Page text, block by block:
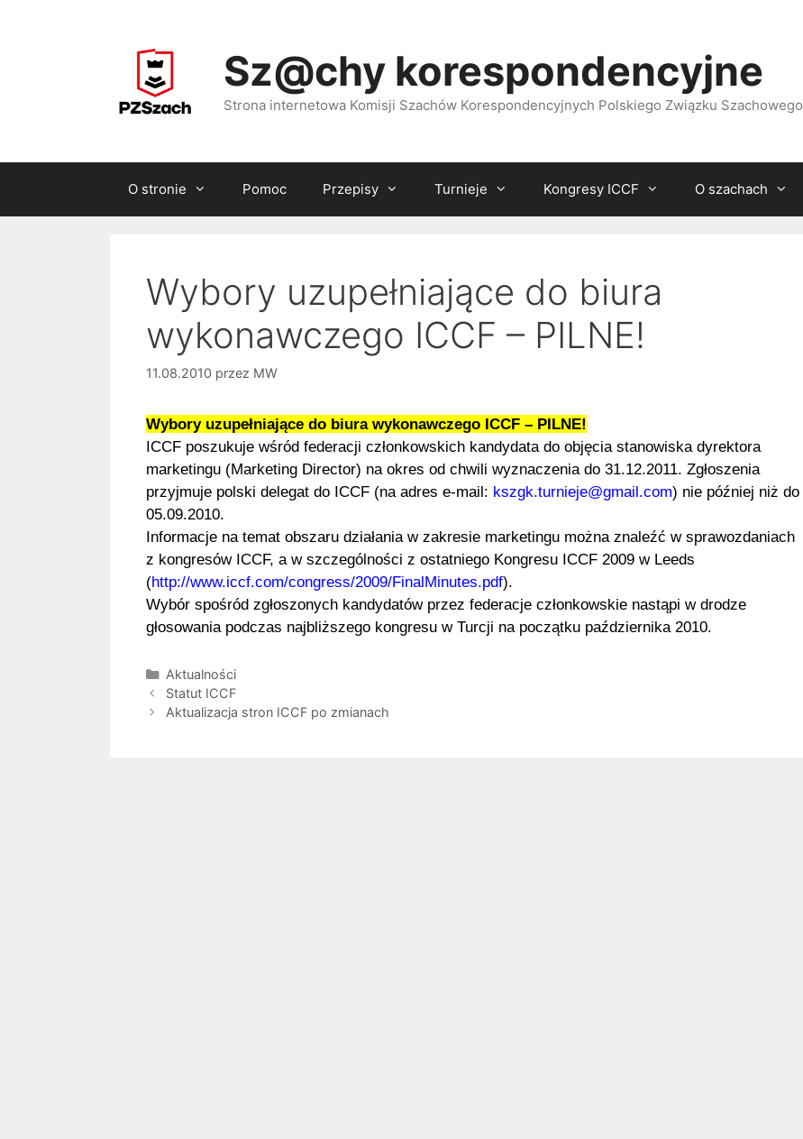
Sz@chy korespondencyjne
Strona internetowa Komisji Szachów Korespondencyjnych Polskiego Związku Szachowego
O stronie Pomoc Przepisy Turnieje Kongresy ICCF O szachach
Wybory uzupełniające do biura
wykonawczego ICCF – PILNE!
11.08.2010 przez MW
Wybory uzupełniające do biura wykonawczego ICCF – PILNE!
ICCF poszukuje wśród federacji członkowskich kandydata do objęcia stanowiska dyrektora
marketingu (Marketing Director) na okres od chwili wyznaczenia do 31.12.2011. Zgłoszenia
przyjmuje polski delegat do ICCF (na adres e-mail: kszgk.turnieje@gmail.com) nie później niż do
05.09.2010.
Informacje na temat obszaru działania w zakresie marketingu można znaleźć w sprawozdaniach
z kongresów ICCF, a w szczególności z ostatniego Kongresu ICCF 2009 w Leeds
(http://www.iccf.com/congress/2009/FinalMinutes.pdf).
Wybór spośród zgłoszonych kandydatów przez federacje członkowskie nastąpi w drodze
głosowania podczas najbliższego kongresu w Turcji na początku października 2010.
Kategorie
Aktualności
Statut ICCF
Aktualizacja stron ICCF po zmianach